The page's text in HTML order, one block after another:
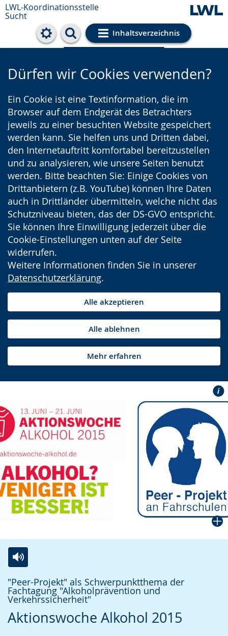
LWL-Koordinationsstelle
Sucht
Inhaltsverzeichnis
Cookie-Einstellungen
Dürfen wir Cookies verwenden?
Ein Cookie ist eine Textinformation, die im
Browser auf dem Endgerät des Betrachters
jeweils zu einer besuchten Website gespeichert
werden kann. Sie helfen uns und Dritten dabei,
den Internetauftritt komfortabel bereitzustellen
und zu analysieren, wie unsere Seiten benutzt
werden. Bitte beachten Sie: Einige Cookies von
Drittanbietern (z.B. YouTube) können Ihre Daten
auch in Drittländer übermitteln, welche nicht das
Schutzniveau bieten, das der DS-GVO entspricht.
Sie können Ihre Einwilligung jederzeit über die
Cookie-Einstellungen unten auf der Seite
widerrufen.
Weitere Informationen finden Sie in unserer
Datenschutzerklärung.
Alle akzeptieren
Alle ablehnen
Mehr erfahren
"Peer-Projekt" als Schwerpunktthema der
Fachtagung "Alkoholprävention und
Verkehrssicherheit"
Aktionswoche Alkohol 2015
Leichten
Sprache
wechseln.
Audio-
Unterstützung.
Video
in
Deutscher